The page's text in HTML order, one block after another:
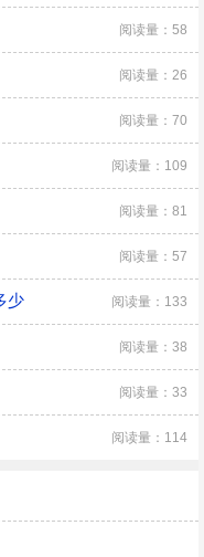
阅读量：58
阅读量：26
阅读量：70
阅读量：109
阅读量：81
阅读量：57
少 阅读量：133
阅读量：38
阅读量：33
阅读量：114